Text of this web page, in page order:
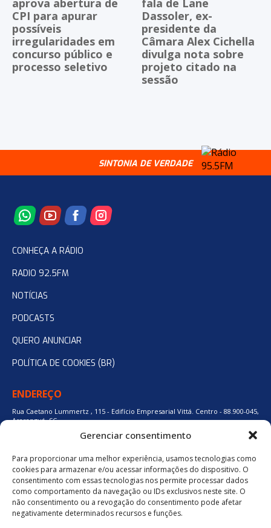
Gerenciar consentimento
Para proporcionar uma melhor experiência, usamos tecnologias como
cookies para armazenar e/ou acessar informações do dispositivo. O
consentimento com essas tecnologias nos permite processar dados
como comportamento da navegação ou IDs exclusivos neste site. O
não consentimento ou a revogação do consentimento pode afetar
negativamente determinados recursos e funções.
CPI para apurar
possíveis
irregularidades em
concurso público e
processo seletivo
Dassoler, ex-
presidente da
Câmara Alex Cichella
divulga nota sobre
projeto citado na
sessão
SINTONIA DE VERDADE
CONHEÇA A RÁDIO
RADIO 92.5FM
NOTÍCIAS
PODCASTS
QUERO ANUNCIAR
POLÍTICA DE COOKIES (BR)
ENDEREÇO
Rua Caetano Lummertz , 115 - Edifício Empresarial Vittá. Centro - 88.900-045,
Araranguá, SC.
48 3524-0137
48 9880-84667